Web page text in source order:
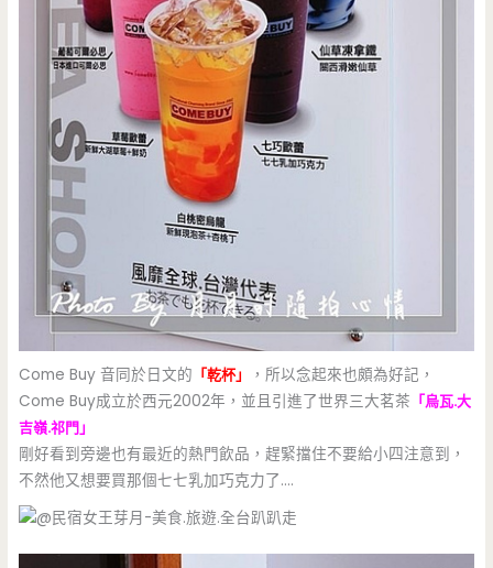
Come Buy 音同於日文的 「乾杯」
，所以念起來也頗為好記，
Come Buy成立於西元2002年，並且引進了世界三大茗茶 「烏瓦.大
吉嶺.祁門」
剛好看到旁邊也有最近的熱門飲品，趕緊擋住不要給小四注意到，
不然他又想要買那個七七乳加巧克力了….